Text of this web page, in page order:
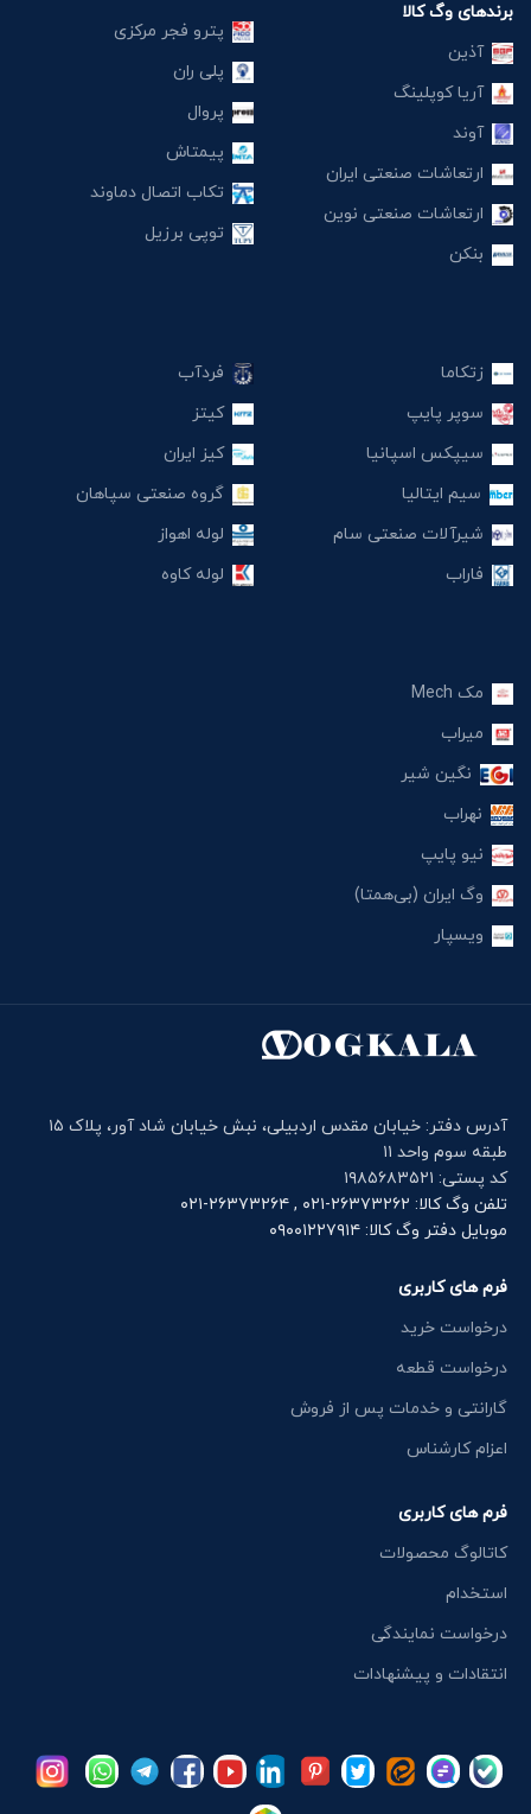
برندهای وگ کالا
آذین
آریا کوپلینگ
آوند
ارتعاشات صنعتی ایران
ارتعاشات صنعتی نوین
بنکن
پترو فجر مرکزی
پلی ران
پروال
پیمتاش
تکاب اتصال دماوند
توپی برزیل
زتکاما
سوپر پایپ
سیپکس اسپانیا
سیم ایتالیا
شیرآلات صنعتی سام
فاراب
فردآب
کیتز
کیز ایران
گروه صنعتی سپاهان
لوله اهواز
لوله کاوه
مک Mech
میراب
نگین شیر
نهراب
نیو پایپ
وگ ایران (بی‌همتا)
ویسپار
آدرس دفتر: خیابان مقدس اردبیلی، نبش خیابان شاد آور، پلاک ۱۵
طبقه سوم واحد ۱۱
کد پستی: ۱۹۸۵۶۸۳۵۲۱
تلفن وگ کالا: ۲۶۳۷۳۲۶۲-۰۲۱ , ۲۶۳۷۳۲۶۴-۰۲۱
موبایل دفتر وگ کالا: ۰۹۰۰۱۲۲۷۹۱۴
فرم های کاربری
درخواست خرید
درخواست قطعه
گارانتی و خدمات پس از فروش
اعزام کارشناس
فرم های کاربری
کاتالوگ محصولات
استخدام
درخواست نمایندگی
انتقادات و پیشنهادات